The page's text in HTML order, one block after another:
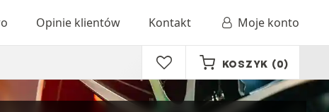
Opinie klientów Kontakt Moje konto
KOSZYK (0)